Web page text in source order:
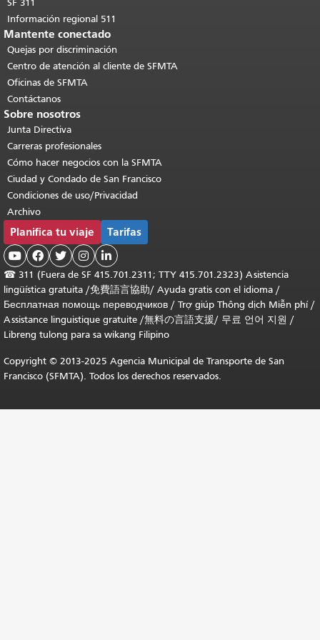
SF 311
Información regional 511
Mantente conectado
Quejas por discriminación
Centro de atención al cliente de SFMTA
Oficinas de SFMTA
Contáctanos
Sobre nosotros
Junta Directiva
Carreras profesionales
Cómo hacer negocios con la SFMTA
Ciudad y Condado de San Francisco
Condiciones de uso/Privacidad
Archivo
Planifica tu viaje Tarifas
    
☎ 311 (Fuera de SF 415.701.2311; TTY 415.701.2323) Asistencia
lingüística gratuita /免費語言協助/ Ayuda gratis con el idioma /
Бесплатная помощь переводчиков / Trợ giúp Thông dịch Miễn phí/
Assistance linguistique gratuite /無料の言語支援/ 무료 언어 지원 /
Libreng tulong para sa wikang Filipino
Copyright © 2013-2025 Agencia Municipal de Transporte de San
Francisco (SFMTA). Todos los derechos reservados.